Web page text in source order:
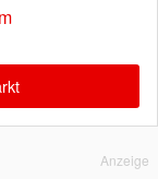
Anzeige